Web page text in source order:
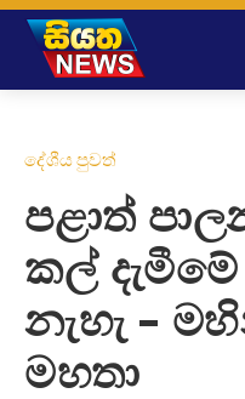
දේශීය පුවත්
පළාත්
කල්
නැහැ –
මහතා